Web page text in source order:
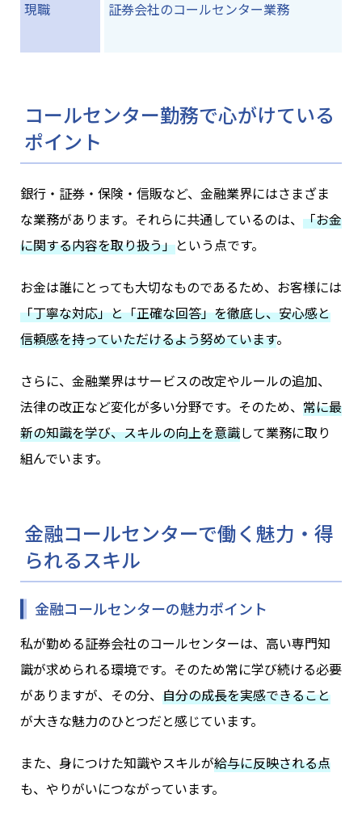
現職 証券会社のコールセンター業務
コールセンター勤務で心がけている
ポイント
銀行・証券・保険・信販など、金融業界にはさまざま
な業務があります。それらに共通しているのは、 「お金
に関する内容を取り扱う」という点です。
お金は誰にとっても大切なものであるため、お客様には
「丁寧な対応」と「正確な回答」を徹底し、安心感と
信頼感を持っていただけるよう努めています。
さらに、金融業界はサービスの改定やルールの追加、
法律の改正など変化が多い分野です。そのため、 常に最
新の知識を学び、スキルの向上を意識して業務に取り
組んでいます。
金融コールセンターで働く魅力・得
られるスキル
金融コールセンターの魅力ポイント
私が勤める証券会社のコールセンターは、高い専門知
識が求められる環境です。そのため常に学び続ける必要
がありますが、その分、 自分の成長を実感できること
が大きな魅力のひとつだと感じています。
また、身につけた知識やスキルが給与に反映される点
も、やりがいにつながっています。